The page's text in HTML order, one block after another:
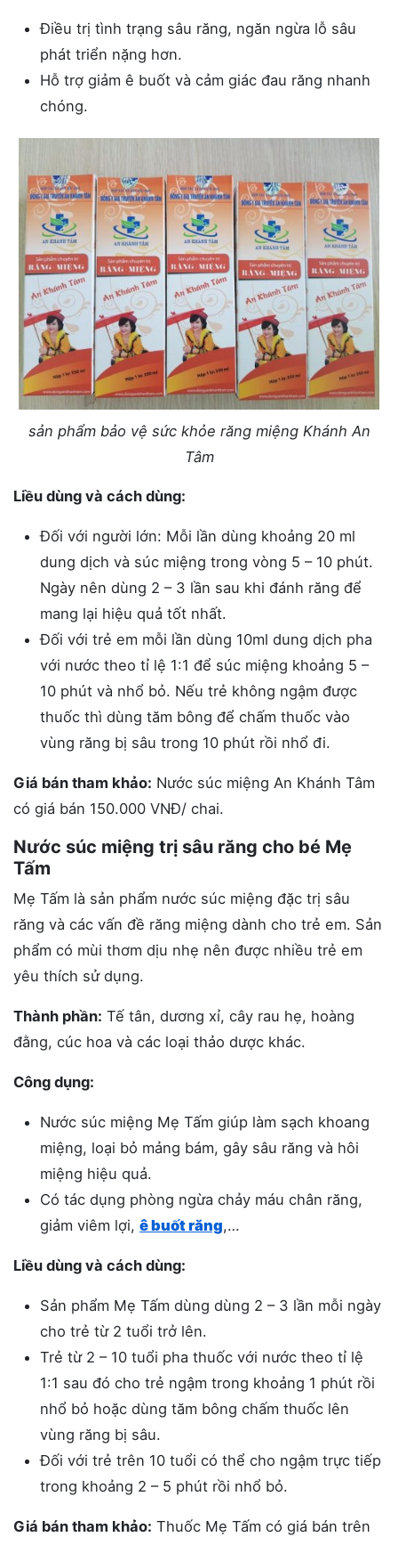
Điều trị tình trạng sâu răng, ngăn ngừa lỗ sâu
phát triển nặng hơn.
Hỗ trợ giảm ê buốt và cảm giác đau răng nhanh
chóng.
sản phẩm bảo vệ sức khỏe răng miệng Khánh An
Tâm
Liều dùng và cách dùng:
Đối với người lớn: Mỗi lần dùng khoảng 20 ml
dung dịch và súc miệng trong vòng 5 – 10 phút.
Ngày nên dùng 2 – 3 lần sau khi đánh răng để
mang lại hiệu quả tốt nhất.
Đối với trẻ em mỗi lần dùng 10ml dung dịch pha
với nước theo tỉ lệ 1:1 để súc miệng khoảng 5 –
10 phút và nhổ bỏ. Nếu trẻ không ngậm được
thuốc thì dùng tăm bông để chấm thuốc vào
vùng răng bị sâu trong 10 phút rồi nhổ đi.
Giá bán tham khảo: Nước súc miệng An Khánh Tâm
có giá bán 150.000 VNĐ/ chai.
Nước súc miệng trị sâu răng cho bé Mẹ
Tấm
Mẹ Tấm là sản phẩm nước súc miệng đặc trị sâu
răng và các vấn đề răng miệng dành cho trẻ em. Sản
phẩm có mùi thơm dịu nhẹ nên được nhiều trẻ em
yêu thích sử dụng.
Thành phần: Tế tân, dương xỉ, cây rau hẹ, hoàng
đằng, cúc hoa và các loại thảo dược khác.
Công dụng:
Nước súc miệng Mẹ Tấm giúp làm sạch khoang
miệng, loại bỏ mảng bám, gây sâu răng và hôi
miệng hiệu quả.
Có tác dụng phòng ngừa chảy máu chân răng,
giảm viêm lợi, ê buốt răng,…
Liều dùng và cách dùng:
Sản phẩm Mẹ Tấm dùng dùng 2 – 3 lần mỗi ngày
cho trẻ từ 2 tuổi trở lên.
Trẻ từ 2 – 10 tuổi pha thuốc với nước theo tỉ lệ
1:1 sau đó cho trẻ ngậm trong khoảng 1 phút rồi
nhổ bỏ hoặc dùng tăm bông chấm thuốc lên
vùng răng bị sâu.
Đối với trẻ trên 10 tuổi có thể cho ngậm trực tiếp
trong khoảng 2 – 5 phút rồi nhổ bỏ.
Giá bán tham khảo: Thuốc Mẹ Tấm có giá bán trên